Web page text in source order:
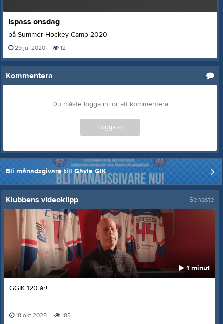
seconds
11
seconds
Ispass onsdag
på Summer Hockey Camp 2020
29 jul 2020 12
Kommentera
Du måste logga in för att kommentera
Logga in
Bli månadsgivare till Gävle GIK
Klubbens videoklipp Senaste
1 minut
GGIK 120 år!
18 okt 2025 185